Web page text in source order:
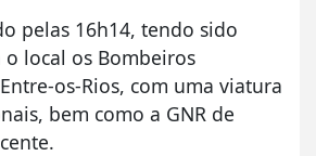
pelas 16h14, tendo sido
local os Bombeiros
os-Rios, com uma viatura
bem como a GNR de